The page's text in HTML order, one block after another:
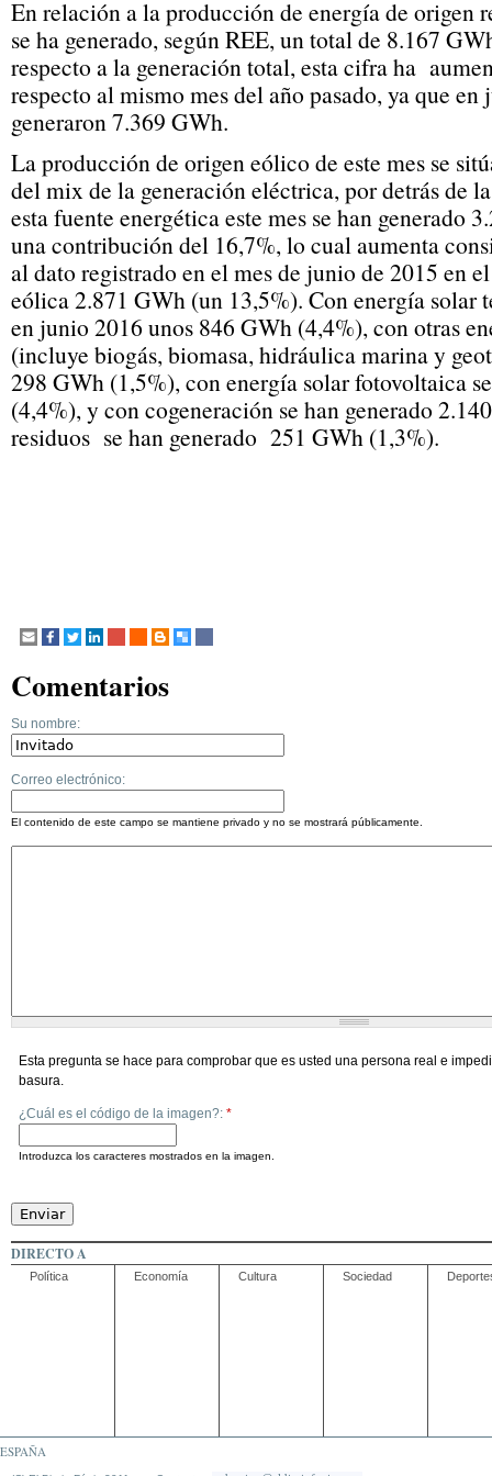
En relación a la producción de energía de origen
se ha generado, según REE, un total de 8.167
respecto a la generación total, esta cifra ha
respecto al mismo mes del año pasado, ya que en
generaron 7.369 GWh.
La producción de origen eólico de este mes se
del mix de la generación eléctrica, por detrás de
esta fuente energética este mes se han generado
una contribución del 16,7%, lo cual aumenta
al dato registrado en el mes de junio de 2015 en
eólica 2.871 GWh (un 13,5%). Con energía solar
en junio 2016 unos 846 GWh (4,4%), con otras
(incluye biogás, biomasa, hidráulica marina y
298 GWh (1,5%), con energía solar fotovoltaica
(4,4%), y con cogeneración se han generado
residuos se han generado 251 GWh (1,3%).
Comentarios
Su nombre:
Correo electrónico:
El contenido de este campo se mantiene privado y no se mostrará públicamente.
Esta pregunta se hace para comprobar que es usted una persona real e
basura.
¿Cuál es el código de la imagen?: *
Introduzca los caracteres mostrados en la imagen.
DIRECTO A
Política Economía Cultura Sociedad
ESPAÑA